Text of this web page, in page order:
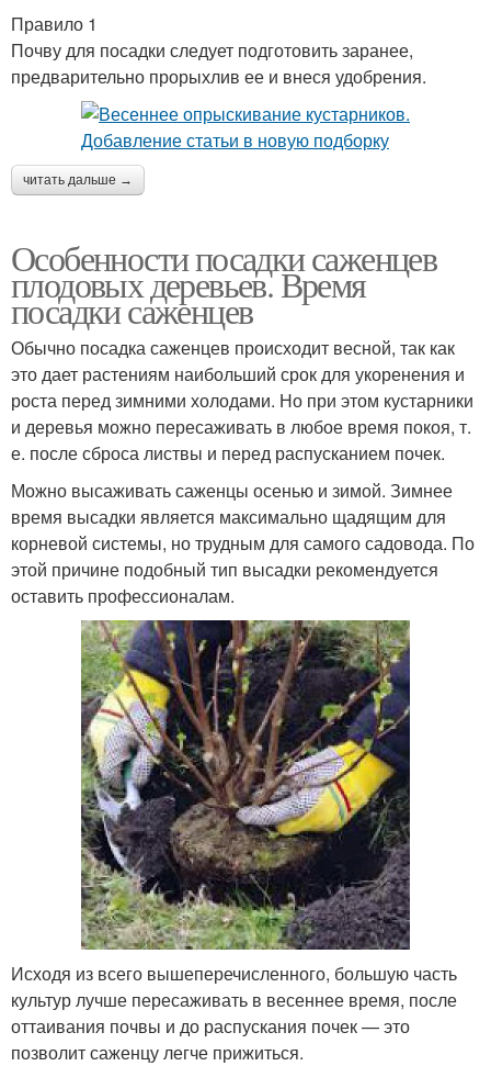
Правило 1
Почву для посадки следует подготовить заранее,
предварительно прорыхлив ее и внеся удобрения.
читать дальше →
Особенности посадки саженцев
плодовых деревьев. Время
посадки саженцев
Обычно посадка саженцев происходит весной, так как
это дает растениям наибольший срок для укоренения и
роста перед зимними холодами. Но при этом кустарники
и деревья можно пересаживать в любое время покоя, т.
е. после сброса листвы и перед распусканием почек.
Можно высаживать саженцы осенью и зимой. Зимнее
время высадки является максимально щадящим для
корневой системы, но трудным для самого садовода. По
этой причине подобный тип высадки рекомендуется
оставить профессионалам.
Исходя из всего вышеперечисленного, большую часть
культур лучше пересаживать в весеннее время, после
оттаивания почвы и до распускания почек — это
позволит саженцу легче прижиться.